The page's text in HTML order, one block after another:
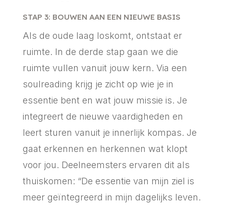
STAP 3: BOUWEN AAN EEN NIEUWE BASIS
Als de oude laag loskomt, ontstaat er
ruimte. In de derde stap gaan we die
ruimte vullen vanuit jouw kern. Via een
soulreading krijg je zicht op wie je in
essentie bent en wat jouw missie is. Je
integreert de nieuwe vaardigheden en
leert sturen vanuit je innerlijk kompas. Je
gaat erkennen en herkennen wat klopt
voor jou. Deelneemsters ervaren dit als
thuiskomen: “De essentie van mijn ziel is
meer geïntegreerd in mijn dagelijks leven.